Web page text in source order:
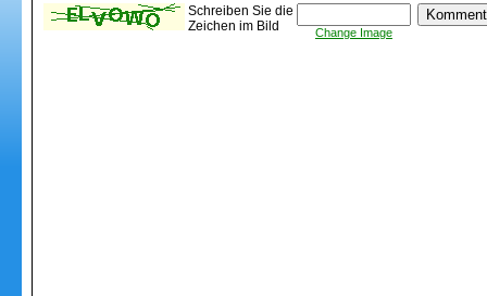
Schreiben Sie die
Zeichen im Bild
Change Image